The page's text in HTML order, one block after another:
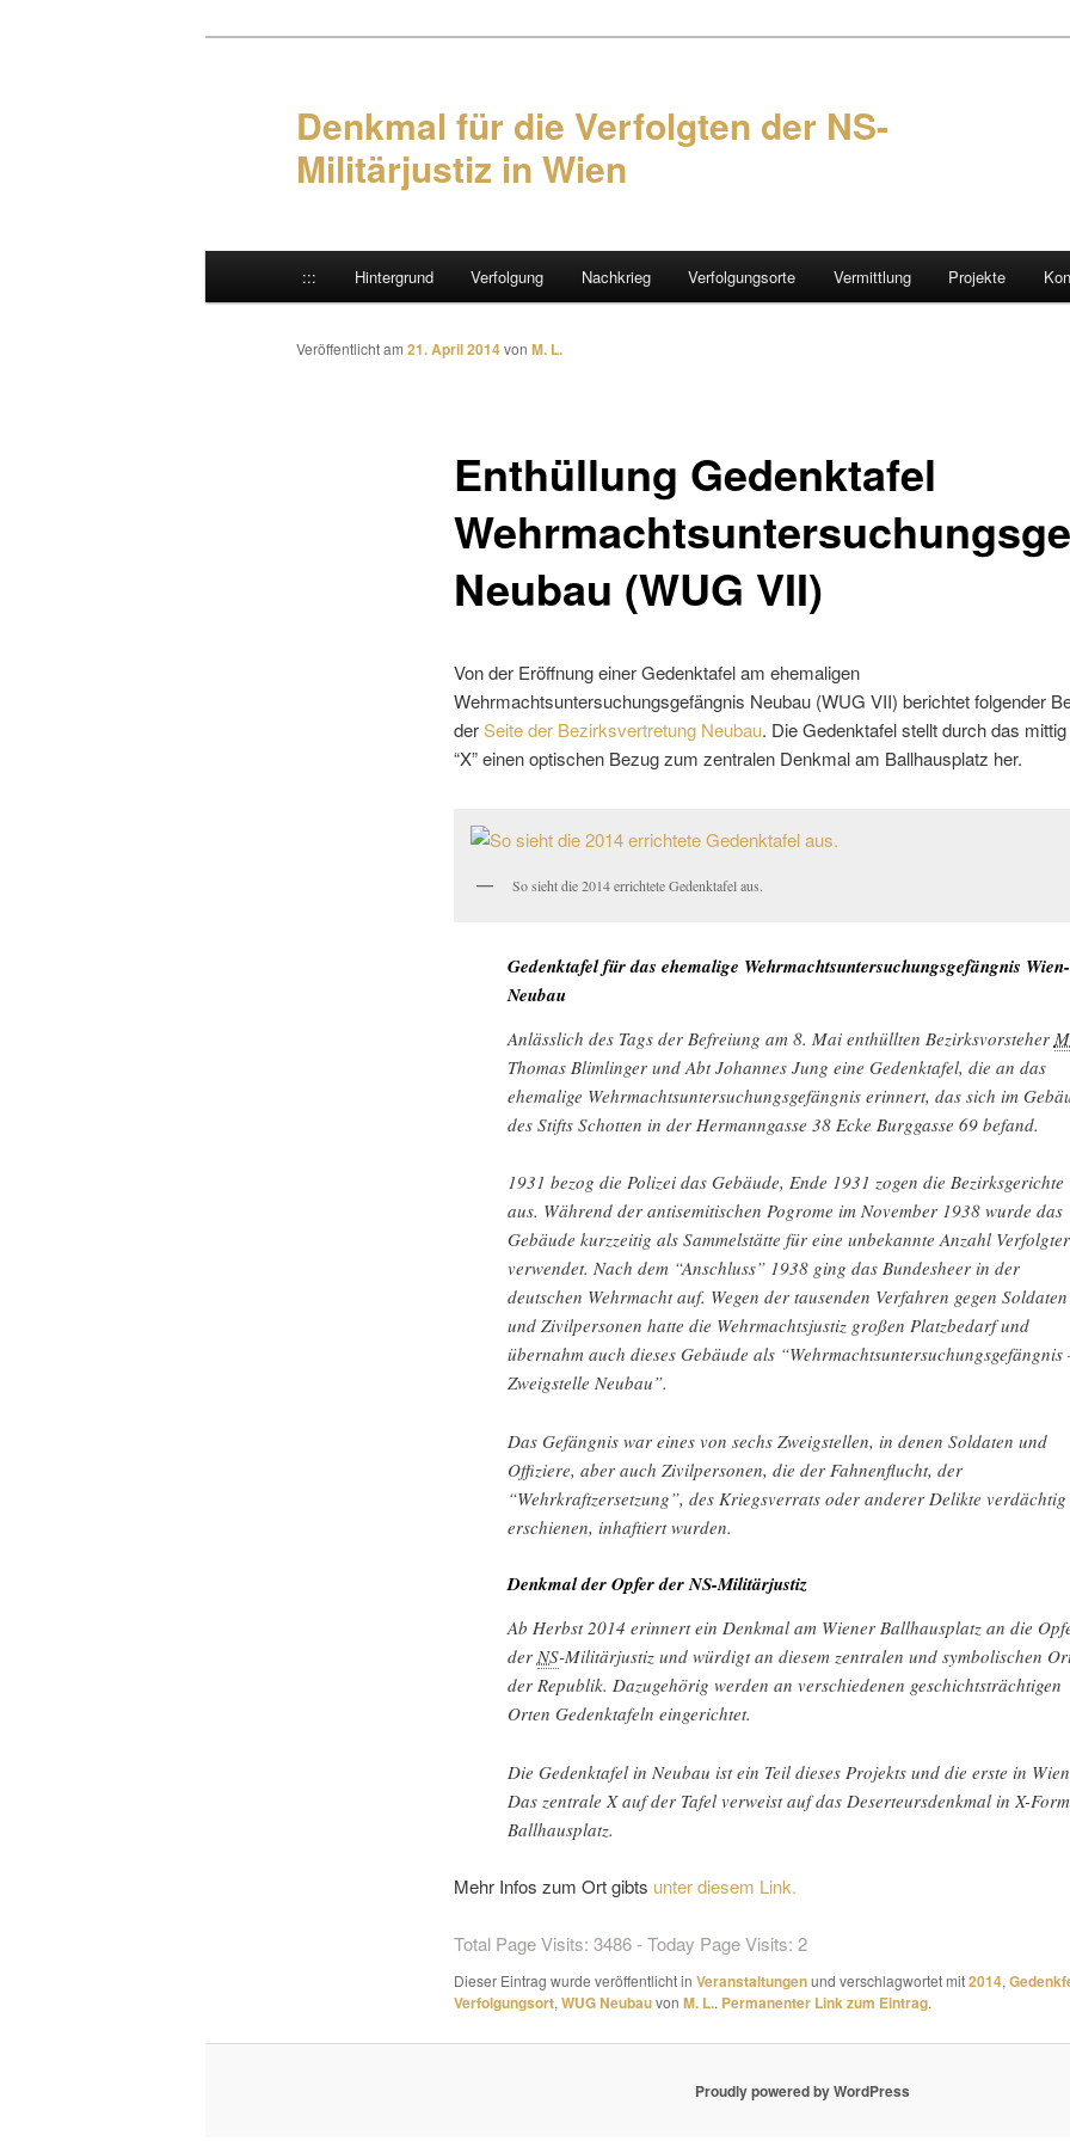
Denkmal für die Verfolgten der NS-
Militärjustiz in Wien
Zum Inhalt wechseln
Zum sekundären Inhalt wechseln
::: Hintergrund Verfolgung Nachkrieg Verfolgungsorte Vermittlung Projekte
Enthüllung Gedenktafel
Neubau (WUG VII)
Veröffentlicht am 21. April 2014von M. L.
Von der Eröffnung einer Gedenktafel am ehemaligen
Wehrmachtsuntersuchungsgefängnis Neubau (WUG VII) berichtet folgender
derSeite der Bezirksvertretung Neubau. Die Gedenktafel stellt durch das
“X” einen optischen Bezug zum zentralen Denkmal am Ballhausplatz her.
So sieht die 2014 errichtete Gedenktafel aus.
Gedenktafel für das ehemalige Wehrmachtsuntersuchungsgefängnis Wien-
Neubau
Anlässlich des Tags der Befreiung am 8. Mai enthüllten Bezirksvorsteher
Thomas Blimlinger und Abt Johannes Jung eine Gedenktafel, die an das
ehemalige Wehrmachtsuntersuchungsgefängnis erinnert, das sich im
des Stifts Schotten in der Hermanngasse 38 Ecke Burggasse 69 befand.
1931 bezog die Polizei das Gebäude, Ende 1931 zogen die Bezirksgerichte
aus. Während der antisemitischen Pogrome im November 1938 wurde das
Gebäude kurzzeitig als Sammelstätte für eine unbekannte Anzahl Verfolgter
verwendet. Nach dem “Anschluss” 1938 ging das Bundesheer in der
deutschen Wehrmacht auf. Wegen der tausenden Verfahren gegen Soldaten
und Zivilpersonen hatte die Wehrmachtsjustiz großen Platzbedarf und
übernahm auch dieses Gebäude als “Wehrmachtsuntersuchungsgefängnis
Zweigstelle Neubau”.
Das Gefängnis war eines von sechs Zweigstellen, in denen Soldaten und
Offiziere, aber auch Zivilpersonen, die der Fahnenflucht, der
“Wehrkraftzersetzung”, des Kriegsverrats oder anderer Delikte verdächtig
erschienen, inhaftiert wurden.
Denkmal der Opfer der NS-Militärjustiz
Ab Herbst 2014 erinnert ein Denkmal am Wiener Ballhausplatz an die
der NS-Militärjustiz und würdigt an diesem zentralen und symbolischen
der Republik. Dazugehörig werden an verschiedenen geschichtsträchtigen
Orten Gedenktafeln eingerichtet.
Die Gedenktafel in Neubau ist ein Teil dieses Projekts und die erste in
Das zentrale X auf der Tafel verweist auf das Deserteursdenkmal in X-
Ballhausplatz.
Mehr Infos zum Ort gibts unter diesem Link.
Total Page Visits: 3486 - Today Page Visits: 2
Dieser Eintrag wurde veröffentlicht in Veranstaltungenund verschlagwortet mit2014,
Verfolgungsort, WUG Neubauvon M. L.. Permanenter Link zum Eintrag.
Proudly powered by WordPress